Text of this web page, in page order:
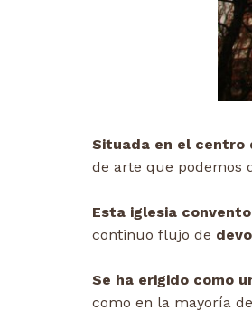
Situada en el centro
de arte que podemos
Esta iglesia convento
continuo flujo de
Se ha erigido como
como en la mayoría